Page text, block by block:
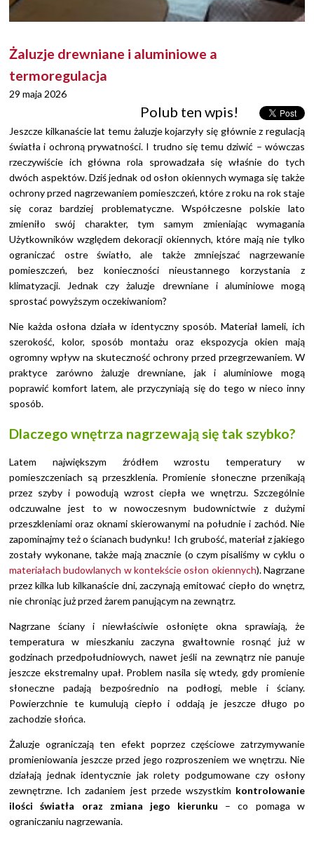
Żaluzje drewniane i aluminiowe a
termoregulacja
29 maja 2026
Polub ten wpis!
Jeszcze kilkanaście lat temu żaluzje kojarzyły się głównie z regulacją
światła i ochroną prywatności. I trudno się temu dziwić – wówczas
rzeczywiście ich główna rola sprowadzała się właśnie do tych
dwóch aspektów. Dziś jednak od osłon okiennych wymaga się także
ochrony przed nagrzewaniem pomieszczeń, które z roku na rok staje
się coraz bardziej problematyczne. Współczesne polskie lato
zmieniło swój charakter, tym samym zmieniając wymagania
Użytkowników względem dekoracji okiennych, które mają nie tylko
ograniczać ostre światło, ale także zmniejszać nagrzewanie
pomieszczeń, bez konieczności nieustannego korzystania z
klimatyzacji. Jednak czy żaluzje drewniane i aluminiowe mogą
sprostać powyższym oczekiwaniom?
Nie każda osłona działa w identyczny sposób. Materiał lameli, ich
szerokość, kolor, sposób montażu oraz ekspozycja okien mają
ogromny wpływ na skuteczność ochrony przed przegrzewaniem. W
praktyce zarówno żaluzje drewniane, jak i aluminiowe mogą
poprawić komfort latem, ale przyczyniają się do tego w nieco inny
sposób.
Dlaczego wnętrza nagrzewają się tak szybko?
Latem największym źródłem wzrostu temperatury w
pomieszczeniach są przeszklenia. Promienie słoneczne przenikają
przez szyby i powodują wzrost ciepła we wnętrzu. Szczególnie
odczuwalne jest to w nowoczesnym budownictwie z dużymi
przeszkleniami oraz oknami skierowanymi na południe i zachód. Nie
zapominajmy też o ścianach budynku! Ich grubość, materiał z jakiego
zostały wykonane, także mają znacznie (o czym pisaliśmy w cyklu o
materiałach budowlanych w kontekście osłon okiennych). Nagrzane
przez kilka lub kilkanaście dni, zaczynają emitować ciepło do wnętrz,
nie chroniąc już przed żarem panującym na zewnątrz.
Nagrzane ściany i niewłaściwie osłonięte okna sprawiają, że
temperatura w mieszkaniu zaczyna gwałtownie rosnąć już w
godzinach przedpołudniowych, nawet jeśli na zewnątrz nie panuje
jeszcze ekstremalny upał. Problem nasila się wtedy, gdy promienie
słoneczne padają bezpośrednio na podłogi, meble i ściany.
Powierzchnie te kumulują ciepło i oddają je jeszcze długo po
zachodzie słońca.
Żaluzje ograniczają ten efekt poprzez częściowe zatrzymywanie
promieniowania jeszcze przed jego rozproszeniem we wnętrzu. Nie
działają jednak identycznie jak rolety podgumowane czy osłony
zewnętrzne. Ich zadaniem jest przede wszystkim kontrolowanie
ilości światła oraz zmiana jego kierunku – co pomaga w
ograniczaniu nagrzewania.